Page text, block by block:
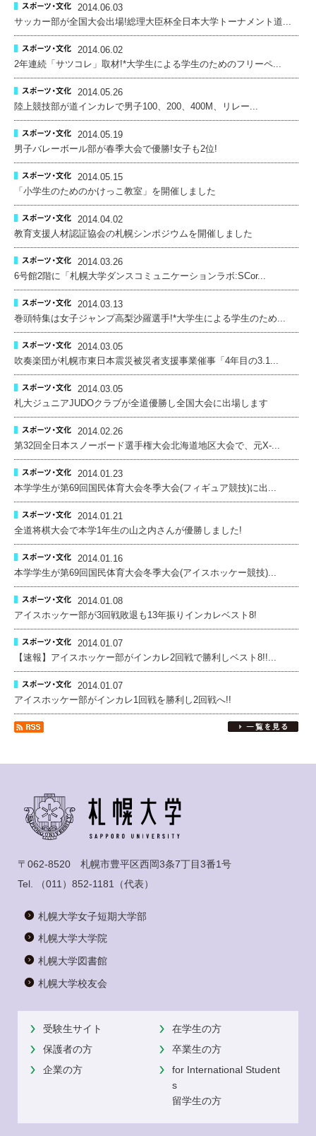
2014.06.03
サッカー部が全国大会出場!総理大臣杯全日本大学トーナメント道...
2014.06.02
2年連続「サツコレ」取材!*大学生による学生のためのフリーペ...
2014.05.26
陸上競技部が道インカレで男子100、200、400M、リレー...
2014.05.19
男子バレーボール部が春季大会で優勝!女子も2位!
2014.05.15
「小学生のためのかけっこ教室」を開催しました
2014.04.02
教育支援人材認証協会の札幌シンポジウムを開催しました
2014.03.26
6号館2階に「札幌大学ダンスコミュニケーションラボ:SCor...
2014.03.13
巻頭特集は女子ジャンプ高梨沙羅選手!*大学生による学生のため...
2014.03.05
吹奏楽団が札幌市東日本震災被災者支援事業催事「4年目の3.1...
2014.03.05
札大ジュニアJUDOクラブが全道優勝し全国大会に出場します
2014.02.26
第32回全日本スノーボード選手権大会北海道地区大会で、元X-...
2014.01.23
本学学生が第69回国民体育大会冬季大会(フィギュア競技)に出...
2014.01.21
全道将棋大会で本学1年生の山之内さんが優勝しました!
2014.01.16
本学学生が第69回国民体育大会冬季大会(アイスホッケー競技)...
2014.01.08
アイスホッケー部が3回戦敗退も13年振りインカレベスト8!
2014.01.07
【速報】アイスホッケー部がインカレ2回戦で勝利しベスト8!!...
2014.01.07
アイスホッケー部がインカレ1回戦を勝利し2回戦へ!!
〒062-8520 札幌市豊平区西岡3条7丁目3番1号
Tel.
（011）852-1181 （代表）
札幌大学女子短期大学部
札幌大学大学院
札幌大学図書館
札幌大学校友会
受験生サイト
在学生の方
保護者の方
卒業生の方
企業の方
for International Student
s
留学生の方